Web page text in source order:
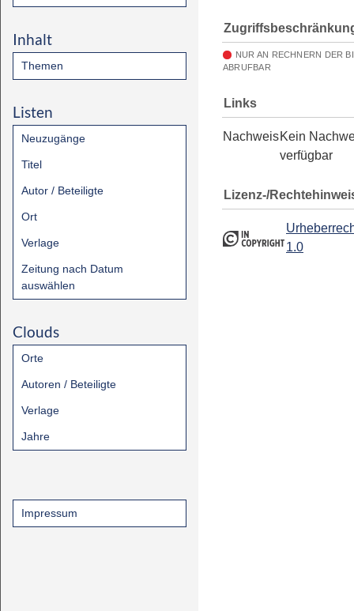
Inhalt
Themen
Listen
Neuzugänge
Titel
Autor / Beteiligte
Ort
Verlage
Zeitung nach Datum
auswählen
Clouds
Orte
Autoren / Beteiligte
Verlage
Jahre
Impressum
NUR AN RECHNERN DER
ABRUFBAR
Links
NachweisKein
verfügbar
Lizenz-/
1.0